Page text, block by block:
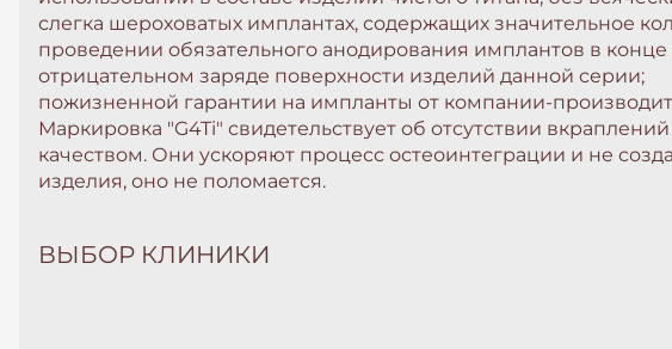
слегка шероховатых имплантах, содержащих значительное
проведении обязательного анодирования имплантов в конце
отрицательном заряде поверхности изделий данной серии;
пожизненной гарантии на импланты от компании-
Маркировка "G4Ti" свидетельствует об отсутствии
качеством. Они ускоряют процесс остеоинтеграции и не
изделия, оно не поломается.
ВЫБОР КЛИНИКИ